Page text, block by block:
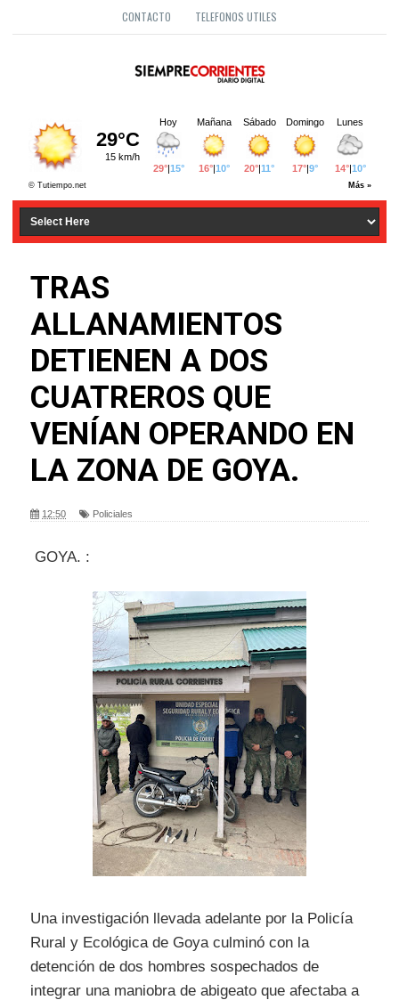
CONTACTO TELEFONOS UTILES
TRAS
ALLANAMIENTOS
DETIENEN A DOS
CUATREROS QUE
VENÍAN OPERANDO EN
LA ZONA DE GOYA.
12:50 Policiales
GOYA. :
Una investigación llevada adelante por la Policía
Rural y Ecológica de Goya culminó con la
detención de dos hombres sospechados de
integrar una maniobra de abigeato que afectaba a